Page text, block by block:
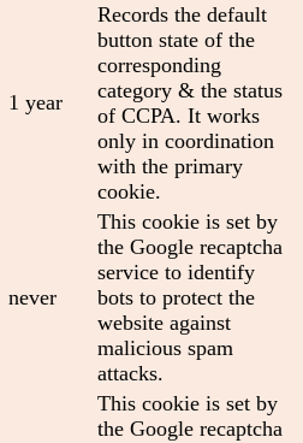
1 year
Records the default
button state of the
corresponding
category & the status
of CCPA. It works
only in coordination
with the primary
cookie.
never
This cookie is set by
the Google recaptcha
service to identify
bots to protect the
website against
malicious spam
attacks.
This cookie is set by
the Google recaptcha